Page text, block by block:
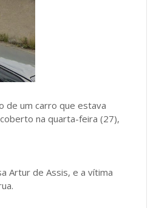
de um carro que estava
na quarta-feira (27),
Artur de Assis, e a vítima